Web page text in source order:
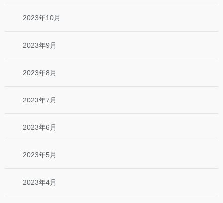
2023年10月
2023年9月
2023年8月
2023年7月
2023年6月
2023年5月
2023年4月